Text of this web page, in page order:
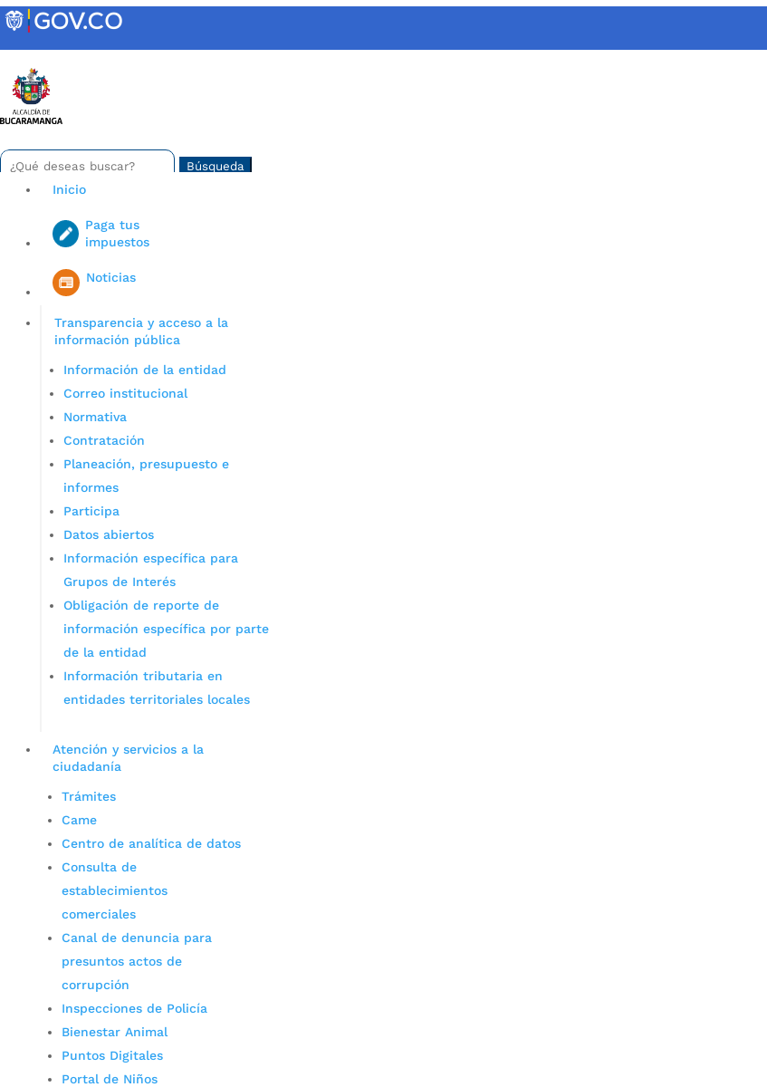
Skip
to
Buscar:
Search
for...
Iniciar sesión en gov co
Inicio
Paga tus
impuestos
Noticias
Transparencia y acceso a la
información pública
Información de la entidad
Correo institucional
Normativa
Contratación
Planeación, presupuesto e
informes
Participa
Datos abiertos
Información específica para
Grupos de Interés
Obligación de reporte de
información específica por parte
de la entidad
Información tributaria en
entidades territoriales locales
Atención y servicios a la
ciudadanía
Trámites
Came
Centro de analítica de datos
Consulta de
establecimientos
comerciales
Canal de denuncia para
presuntos actos de
corrupción
Inspecciones de Policía
Bienestar Animal
Puntos Digitales
Portal de Niños